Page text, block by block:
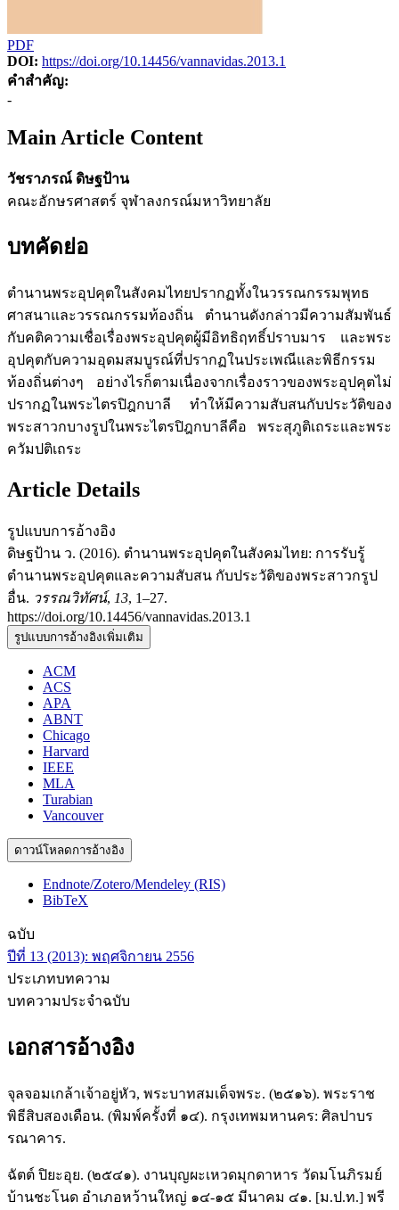
PDF
DOI: https://doi.org/10.14456/vannavidas.2013.1
คำสำคัญ:
-
Main Article Content
วัชราภรณ์ ดิษฐป้าน
คณะอักษรศาสตร์ จุฬาลงกรณ์มหาวิทยาลัย
บทคัดย่อ
ตำนานพระอุปคุตในสังคมไทยปรากฏทั้งในวรรณกรรมพุทธ
ศาสนาและวรรณกรรมท้องถิ่น ตำนานดังกล่าวมีความสัมพันธ์
กับคติความเชื่อเรื่องพระอุปคุตผู้มีอิทธิฤทธิ์ปราบมาร และพระ
อุปคุตกับความอุดมสมบูรณ์ที่ปรากฏในประเพณีและพิธีกรรม
ท้องถิ่นต่างๆ อย่างไรก็ตามเนื่องจากเรื่องราวของพระอุปคุตไม่
ปรากฏในพระไตรปิฎกบาลี ทำให้มีความสับสนกับประวัติของ
พระสาวกบางรูปในพระไตรปิฎกบาลีคือ พระสุภูติเถระและพระ
ควัมปติเถระ
Article Details
รูปแบบการอ้างอิง
ดิษฐป้าน ว. (2016). ตำนานพระอุปคุตในสังคมไทย: การรับรู้
ตำนานพระอุปคุตและความสับสน กับประวัติของพระสาวกรูป
อื่น. วรรณวิทัศน์, 13, 1–27.
https://doi.org/10.14456/vannavidas.2013.1
รูปแบบการอ้างอิงเพิ่มเติม
ACM
ACS
APA
ABNT
Chicago
Harvard
IEEE
MLA
Turabian
Vancouver
ดาวน์โหลดการอ้างอิง
Endnote/Zotero/Mendeley (RIS)
BibTeX
ฉบับ
ปีที่ 13 (2013): พฤศจิกายน 2556
ประเภทบทความ
บทความประจำฉบับ
เอกสารอ้างอิง
จุลจอมเกล้าเจ้าอยู่หัว, พระบาทสมเด็จพระ. (๒๕๑๖). พระราช
พิธีสิบสองเดือน. (พิมพ์ครั้งที่ ๑๔). กรุงเทพมหานคร: ศิลปาบร
รณาคาร.
ฉัตต์ ปิยะอุย. (๒๕๔๑). งานบุญผะเหวดมุกดาหาร วัดมโนภิรมย์
บ้านชะโนด อำเภอหว้านใหญ่ ๑๔-๑๕ มีนาคม ๔๑. [ม.ป.ท.] พรี